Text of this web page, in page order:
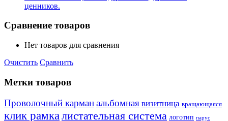
ценников.
Сравнение товаров
Нет товаров для сравнения
Очистить Сравнить
Метки товаров
Проволочный карманальбомная визитница вращающаяся
клик рамка листательная система логотип парус